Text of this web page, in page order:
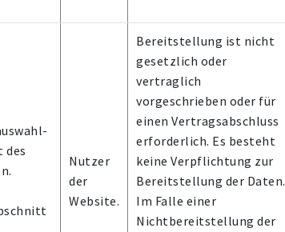
des
Nutzer
der
Website.
Bereitstellung ist nicht
gesetzlich oder
vertraglich
vorgeschrieben oder für
einen Vertragsabschluss
erforderlich. Es besteht
keine Verpflichtung zur
Bereitstellung der Daten.
Im Falle einer
Nichtbereitstellung der